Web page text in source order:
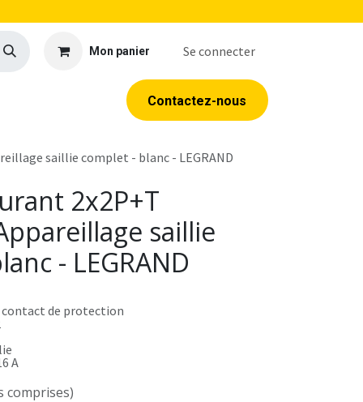
Mon panier Se connecter
Outillage Formations
Contacte​​​​z​​​​​​​​-​​nous
saillie complet - blanc - LEGRAND
2x2P+T
saillie
- LEGRAND
contact de protection
A
comprises)